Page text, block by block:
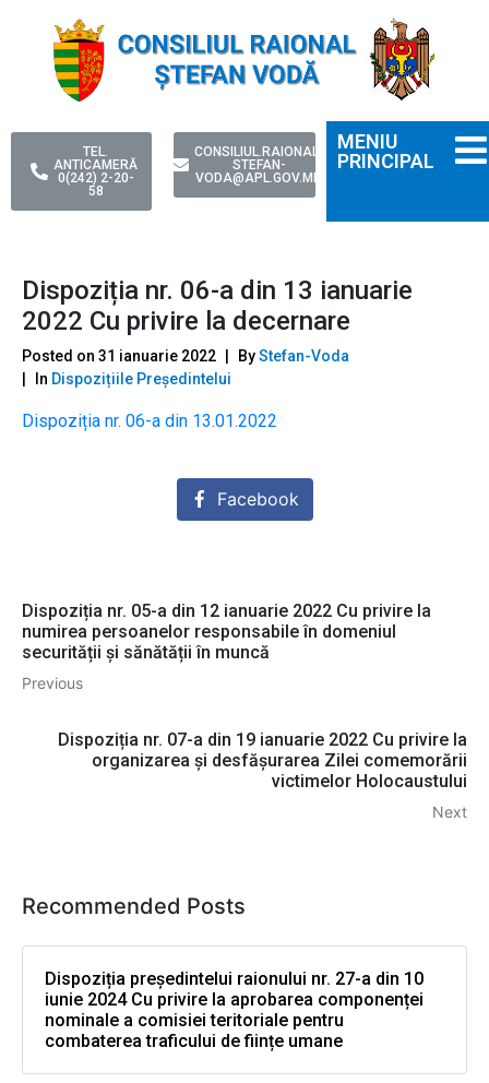
TEL.
ANTICAMERĂ
0(242) 2-20-
58
CONSILIUL.RAIONAL-
STEFAN-
VODA@APL.GOV.MD
MENIU
PRINCIPAL
Dispoziția nr. 06-a din 13 ianuarie
2022 Cu privire la decernare
Posted on 31 ianuarie 2022 ByStefan-Voda
In Dispozițiile Președintelui
Dispoziția nr. 06-a din 13.01.2022
Facebook
Dispoziția nr. 05-a din 12 ianuarie 2022 Cu privire la
numirea persoanelor responsabile în domeniul
securității și sănătății în muncă
Previous
Dispoziția nr. 07-a din 19 ianuarie 2022 Сu privire la
organizarea şi desfășurarea Zilei comemorării
victimelor Holocaustului
Next
Recommended Posts
Dispoziția președintelui raionului nr. 27-a din 10
iunie 2024 Cu privire la aprobarea componenței
nominale a comisiei teritoriale pentru
combaterea traficului de ființe umane